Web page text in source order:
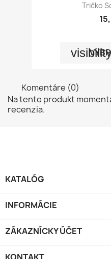
Tričko
Komentáre (0)
Na tento produkt
recenzia.
KATALÓG
INFORMÁCIE
ZÁKAZNÍCKY ÚČET